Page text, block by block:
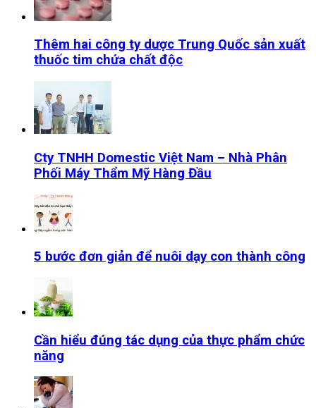
Thêm hai công ty dược Trung Quốc sản xuất
thuốc tim chứa chất độc
Cty TNHH Domestic Việt Nam – Nhà Phân
Phối Máy Thẩm Mỹ Hàng Đầu
5 bước đơn giản để nuôi dạy con thành công
Cần hiểu đúng tác dụng của thực phẩm chức
năng